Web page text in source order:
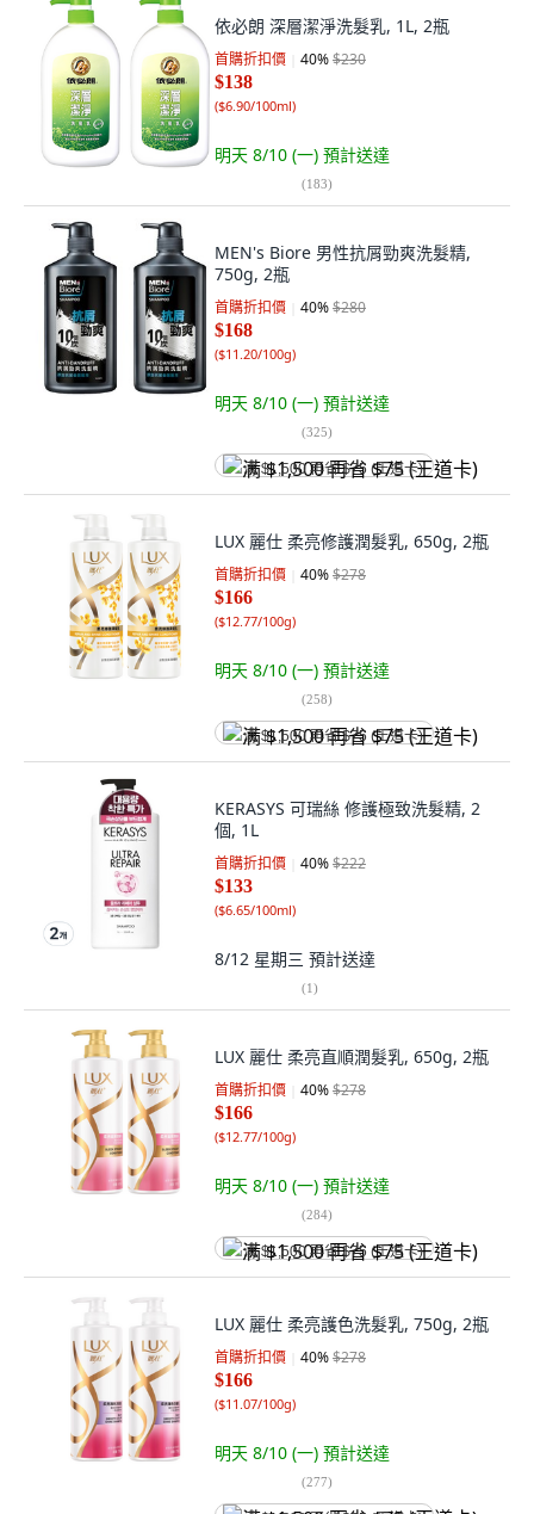
依必朗 深層潔淨洗髮乳, 1L, 2瓶
首購折扣價 40%$230
$138
($6.90/100ml)
明天 8/10 (一) 預計送達
(183)
MEN's Biore 男性抗屑勁爽洗髮精,
750g, 2瓶
首購折扣價 40%$280
$168
($11.20/100g)
明天 8/10 (一) 預計送達
(325)
满 $1,500 再省 $75 (王道卡)
LUX 麗仕 柔亮修護潤髮乳, 650g, 2瓶
首購折扣價 40%$278
$166
($12.77/100g)
明天 8/10 (一) 預計送達
(258)
满 $1,500 再省 $75 (王道卡)
KERASYS 可瑞絲 修護極致洗髮精, 2
個, 1L
首購折扣價 40%$222
$133
($6.65/100ml)
8/12 星期三 預計送達
(1)
LUX 麗仕 柔亮直順潤髮乳, 650g, 2瓶
首購折扣價 40%$278
$166
($12.77/100g)
明天 8/10 (一) 預計送達
(284)
满 $1,500 再省 $75 (王道卡)
LUX 麗仕 柔亮護色洗髮乳, 750g, 2瓶
首購折扣價 40%$278
$166
($11.07/100g)
明天 8/10 (一) 預計送達
(277)